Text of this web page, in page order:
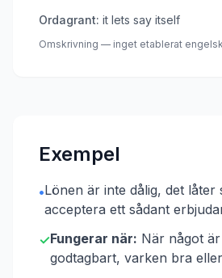
Ordagrant: it lets say itself
Omskrivning — inget etablerat
Exempel
•Lönen är inte dålig, det låter
acceptera ett sådant
✓Fungerar när: När något
godtagbart, varken bra